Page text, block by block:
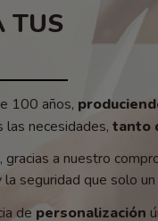
TUS
100 años,
las necesidades, tanto
a nuestro
seguridad que solo
de personalización